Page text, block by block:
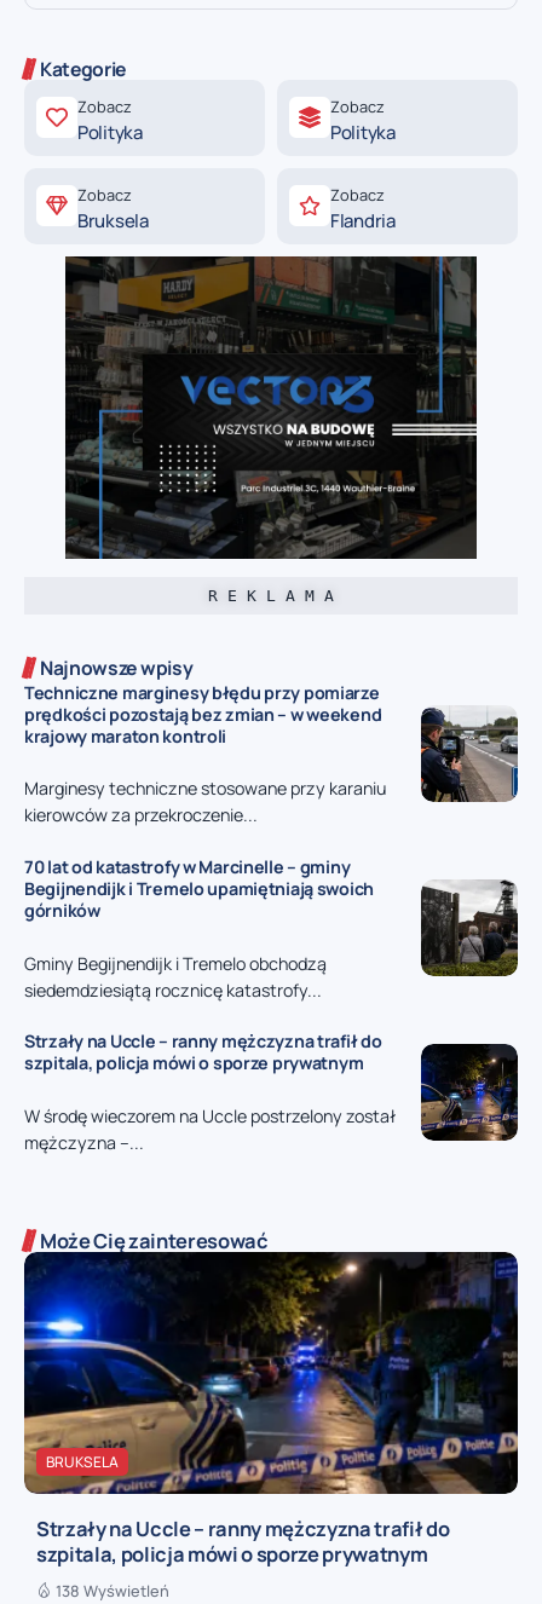
Kategorie
Zobacz
Polityka
Zobacz
Polityka
Zobacz
Bruksela
Zobacz
Flandria
R E K L A M A
Najnowsze wpisy
Techniczne marginesy błędu przy pomiarze
prędkości pozostają bez zmian – w weekend
krajowy maraton kontroli
Marginesy techniczne stosowane przy karaniu
kierowców za przekroczenie...
70 lat od katastrofy w Marcinelle – gminy
Begijnendijk i Tremelo upamiętniają swoich
górników
Gminy Begijnendijk i Tremelo obchodzą
siedemdziesiątą rocznicę katastrofy...
Strzały na Uccle – ranny mężczyzna trafił do
szpitala, policja mówi o sporze prywatnym
W środę wieczorem na Uccle postrzelony został
mężczyzna –...
Może Cię zainteresować
BRUKSELA
Strzały na Uccle – ranny mężczyzna trafił do
szpitala, policja mówi o sporze prywatnym
138 Wyświetleń